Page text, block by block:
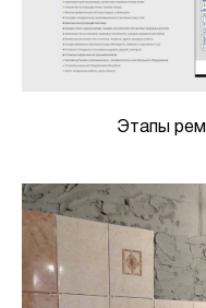
Этапы